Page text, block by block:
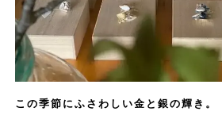
この季節にふさわしい金と銀の輝き。